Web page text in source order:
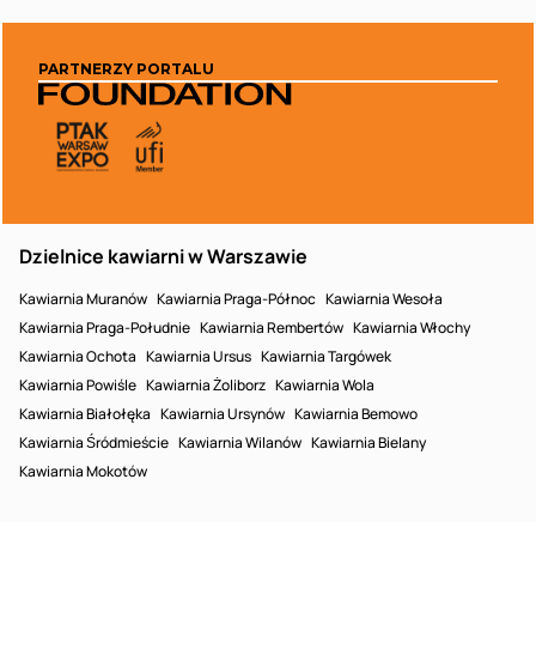
PARTNERZY PORTALU
Dzielnice kawiarni w Warszawie
Kawiarnia Muranów Kawiarnia Praga-Północ Kawiarnia Wesoła
Kawiarnia Praga-Południe Kawiarnia Rembertów Kawiarnia Włochy
Kawiarnia Ochota Kawiarnia Ursus Kawiarnia Targówek
Kawiarnia Powiśle Kawiarnia Żoliborz Kawiarnia Wola
Kawiarnia Białołęka Kawiarnia Ursynów Kawiarnia Bemowo
Kawiarnia Śródmieście Kawiarnia Wilanów Kawiarnia Bielany
Kawiarnia Mokotów